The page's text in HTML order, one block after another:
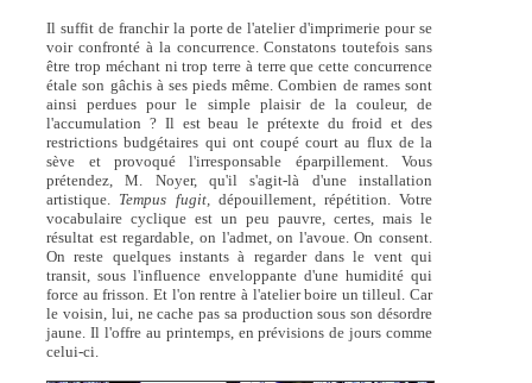
Il suffit de franchir la porte de l'atelier d'imprimerie pour se
voir confronté à la concurrence. Constatons toutefois sans
être trop méchant ni trop terre à terre que cette concurrence
étale son gâchis à ses pieds même. Combien de rames sont
ainsi perdues pour le simple plaisir de la couleur, de
l'accumulation ? Il est beau le prétexte du froid et des
restrictions budgétaires qui ont coupé court au flux de la
sève et provoqué l'irresponsable éparpillement. Vous
prétendez, M. Noyer, qu'il s'agit-là d'une installation
artistique. Tempus fugit, dépouillement, répétition. Votre
vocabulaire cyclique est un peu pauvre, certes, mais le
résultat est regardable, on l'admet, on l'avoue. On consent.
On reste quelques instants à regarder dans le vent qui
transit, sous l'influence enveloppante d'une humidité qui
force au frisson. Et l'on rentre à l'atelier boire un tilleul. Car
le voisin, lui, ne cache pas sa production sous son désordre
jaune. Il l'offre au printemps, en prévisions de jours comme
celui-ci.